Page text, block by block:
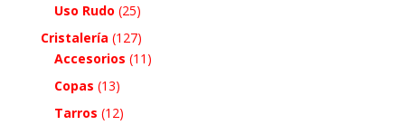
Uso Rudo (25)
Cristalería (127)
Accesorios (11)
Copas (13)
Tarros (12)